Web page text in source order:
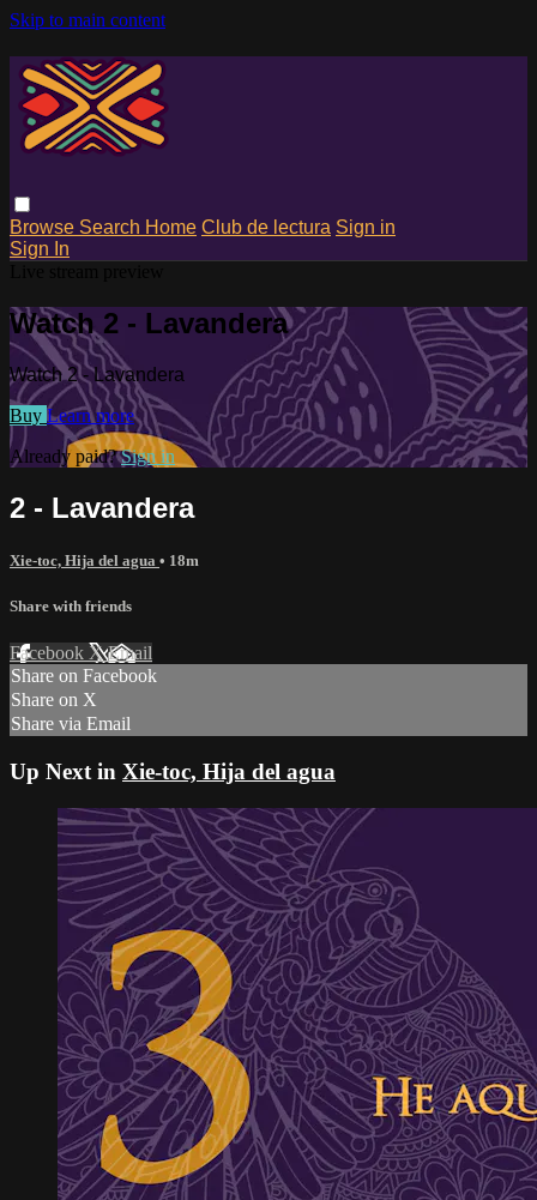
Skip to main content
Browse Search Home Club de lectura Sign in
Sign In
Watch 2 - Lavandera
Watch 2 - Lavandera
Buy Learn more
Already paid?Sign in
2 - Lavandera
Xie-toc, Hija del agua • 18m
Share with friends
Facebook XEmail
Share on Facebook
Share on X
Share via Email
Up Next in Xie-toc, Hija del agua